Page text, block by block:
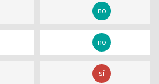
no
no
sí